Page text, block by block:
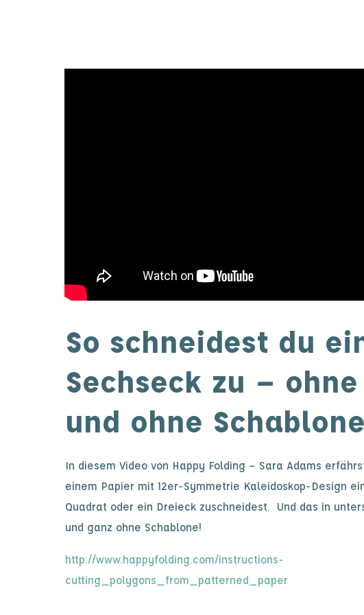
So schneidest du
Sechseck zu –
und ohne Schablone
In diesem Video von Happy Folding – Sara Adams
einem Papier mit 12er-Symmetrie Kaleidoskop-Design
Quadrat oder ein Dreieck zuschneidest. Und das in
und ganz ohne Schablone!
http://www.happyfolding.com/instructions-
cutting_polygons_from_patterned_paper